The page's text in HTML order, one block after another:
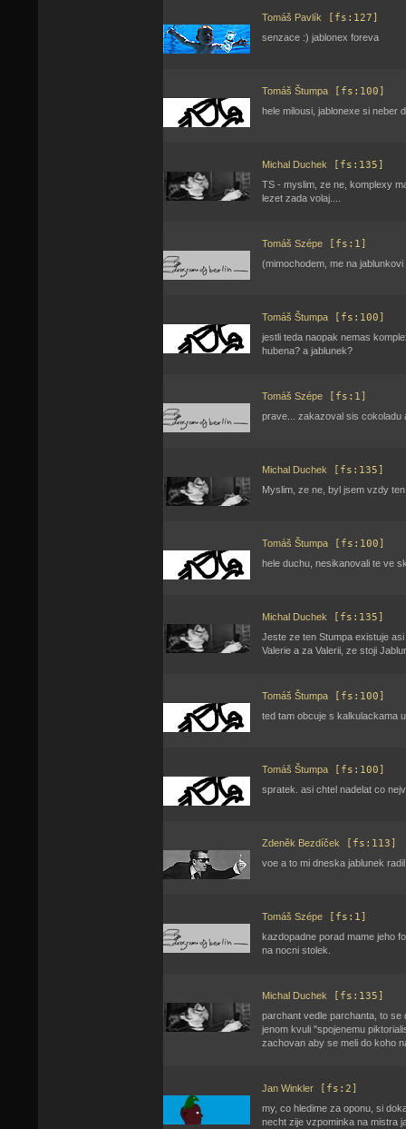
Tomáš Pavlík [fs:127]
senzace :) jablonex foreva
Tomáš Štumpa [fs:100]
hele milousi, jablonexe si neber
Michal Duchek [fs:135]
TS - myslim, ze ne, komplexy
lezet zada volaj....
Tomáš Szépe [fs:1]
(mimochodem, me na
Tomáš Štumpa [fs:100]
jestli teda naopak nemas
hubena? a jablunek?
Tomáš Szépe [fs:1]
prave... zakazoval sis cokoladu
Michal Duchek [fs:135]
Myslim, ze ne, byl jsem vzdy
Tomáš Štumpa [fs:100]
hele duchu, nesikanovali te ve
Michal Duchek [fs:135]
Jeste ze ten Stumpa existuje
Valerie a za Valerii, ze stoji
Tomáš Štumpa [fs:100]
ted tam obcuje s kalkulackama
Tomáš Štumpa [fs:100]
spratek. asi chtel nadelat co
Zdeněk Bezdíček [fs:113]
voe a to mi dneska jablunek
Tomáš Szépe [fs:1]
kazdopadne porad mame jeho
na nocni stolek.
Michal Duchek [fs:135]
parchant vedle parchanta, to se
jenom kvuli "spojenemu
zachovan aby se meli do koho
Jan Winkler [fs:2]
my, co hledime za oponu, si
necht zije vzpominka na mistra